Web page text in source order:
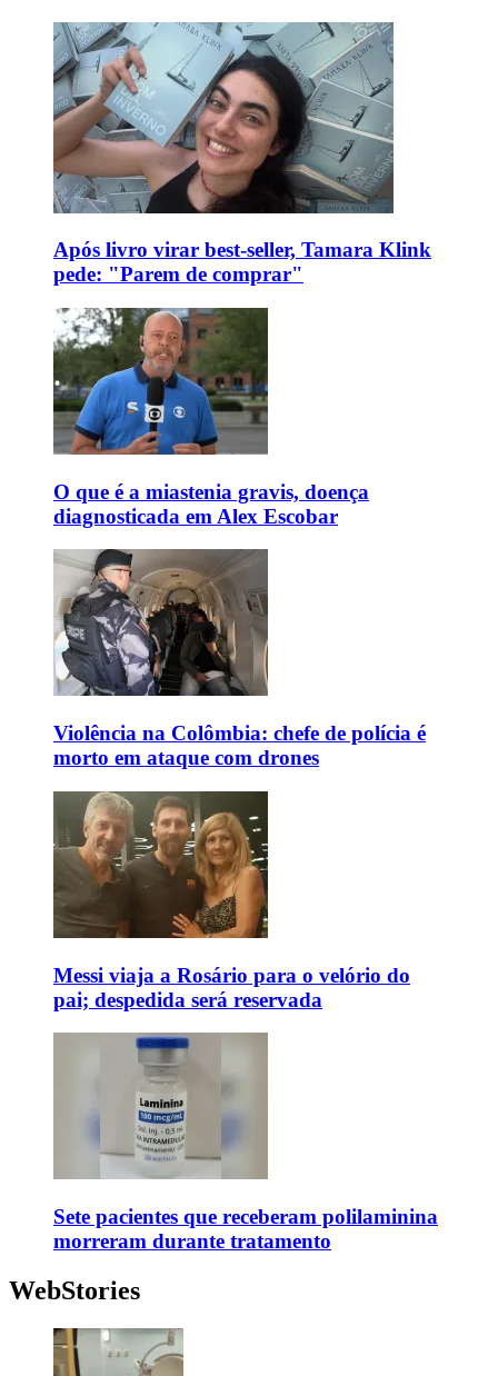
Após livro virar best-seller, Tamara Klink
pede: "Parem de comprar"
O que é a miastenia gravis, doença
diagnosticada em Alex Escobar
Violência na Colômbia: chefe de polícia é
morto em ataque com drones
Messi viaja a Rosário para o velório do
pai; despedida será reservada
Sete pacientes que receberam polilaminina
morreram durante tratamento
WebStories